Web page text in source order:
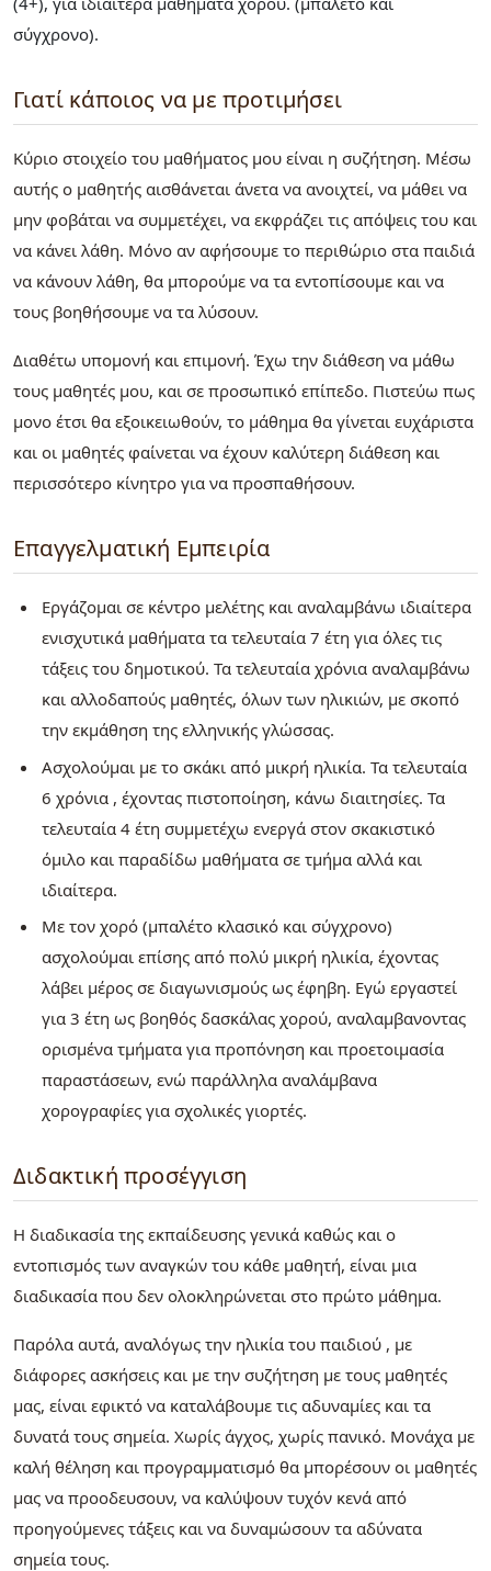
σύγχρονο).
Γιατί κάποιος να με προτιμήσει
Κύριο στοιχείο του μαθήματος μου είναι η συζήτηση. Μέσω
αυτής ο μαθητής αισθάνεται άνετα να ανοιχτεί, να μάθει να
μην φοβάται να συμμετέχει, να εκφράζει τις απόψεις του και
να κάνει λάθη. Μόνο αν αφήσουμε το περιθώριο στα παιδιά
να κάνουν λάθη, θα μπορούμε να τα εντοπίσουμε και να
τους βοηθήσουμε να τα λύσουν.
Διαθέτω υπομονή και επιμονή. Έχω την διάθεση να μάθω
τους μαθητές μου, και σε προσωπικό επίπεδο. Πιστεύω πως
μονο έτσι θα εξοικειωθούν, το μάθημα θα γίνεται ευχάριστα
και οι μαθητές φαίνεται να έχουν καλύτερη διάθεση και
περισσότερο κίνητρο για να προσπαθήσουν.
Επαγγελματική Εμπειρία
Εργάζομαι σε κέντρο μελέτης και αναλαμβάνω ιδιαίτερα
ενισχυτικά μαθήματα τα τελευταία 7 έτη για όλες τις
τάξεις του δημοτικού. Τα τελευταία χρόνια αναλαμβάνω
και αλλοδαπούς μαθητές, όλων των ηλικιών, με σκοπό
την εκμάθηση της ελληνικής γλώσσας. ​
Ασχολούμαι με το σκάκι από μικρή ηλικία. Τα τελευταία
6 χρόνια , έχοντας πιστοποίηση, κάνω διαιτησίες. Τα
τελευταία 4 έτη συμμετέχω ενεργά στον σκακιστικό
όμιλο και παραδίδω μαθήματα σε τμήμα αλλά και
ιδιαίτερα.
Με τον χορό (μπαλέτο κλασικό και σύγχρονο)
ασχολούμαι επίσης από πολύ μικρή ηλικία, έχοντας
λάβει μέρος σε διαγωνισμούς ως έφηβη. Εγώ εργαστεί
για 3 έτη ως βοηθός δασκάλας χορού, αναλαμβανοντας
ορισμένα τμήματα για προπόνηση και προετοιμασία
παραστάσεων, ενώ παράλληλα αναλάμβανα
χορογραφίες για σχολικές γιορτές.
Διδακτική προσέγγιση
Η διαδικασία της εκπαίδευσης γενικά καθώς και ο
εντοπισμός των αναγκών του κάθε μαθητή, είναι μια
διαδικασία που δεν ολοκληρώνεται στο πρώτο μάθημα.
Παρόλα αυτά, αναλόγως την ηλικία του παιδιού , με
διάφορες ασκήσεις και με την συζήτηση με τους μαθητές
μας, είναι εφικτό να καταλάβουμε τις αδυναμίες και τα
δυνατά τους σημεία. Χωρίς άγχος, χωρίς πανικό. Μονάχα με
καλή θέληση και προγραμματισμό θα μπορέσουν οι μαθητές
μας να προοδευσουν, να καλύψουν τυχόν κενά από
προηγούμενες τάξεις και να δυναμώσουν τα αδύνατα
σημεία τους.